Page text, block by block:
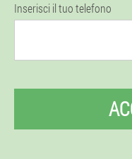
Inserisci il tuo telefono